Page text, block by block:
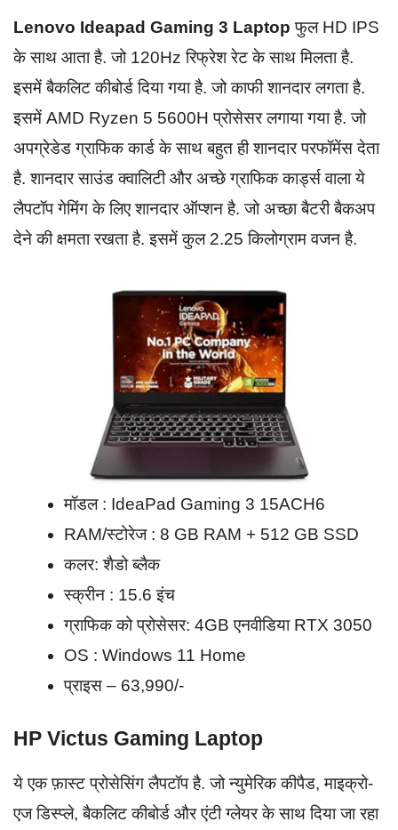
Lenovo Ideapad Gaming 3 Laptopफुल HD IPS
के साथ आता है. जो 120Hz रिफ्रेश रेट के साथ मिलता है.
इसमें बैकलिट कीबोर्ड दिया गया है. जो काफी शानदार लगता है.
इसमें AMD Ryzen 5 5600H प्रोसेसर लगाया गया है. जो
अपग्रेडेड ग्राफिक कार्ड के साथ बहुत ही शानदार परफॉमेंस देता
है. शानदार साउंड क्वालिटी और अच्छे ग्राफिक कार्ड्स वाला ये
लैपटॉप गेमिंग के लिए शानदार ऑप्शन है. जो अच्छा बैटरी बैकअप
देने की क्षमता रखता है. इसमें कुल 2.25 किलोग्राम वजन है.
मॉडल : IdeaPad Gaming 3 15ACH6
RAM/स्टोरेज : 8 GB RAM + 512 GB SSD
कलर: शैडो ब्लैक
स्क्रीन : 15.6 इंच
ग्राफिक को प्रोसेसर: 4GB एनवीडिया RTX 3050
OS : Windows 11 Home
प्राइस – 63,990/-
HP Victus Gaming Laptop
ये एक फ़ास्ट प्रोसेसिंग लैपटॉप है. जो न्युमेरिक कीपैड, माइक्रो-
एज डिस्प्ले, बैकलिट कीबोर्ड और एंटी ग्लेयर के साथ दिया जा रहा